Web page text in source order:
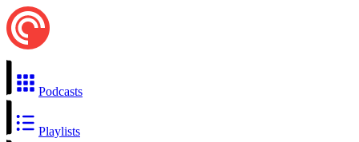
Podcasts
Playlists